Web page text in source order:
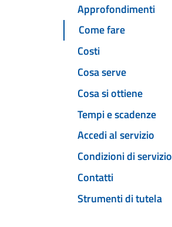
Approfondimenti
Come fare
Costi
Cosa serve
Cosa si ottiene
Tempi e scadenze
Accedi al servizio
Condizioni di servizio
Contatti
Strumenti di tutela